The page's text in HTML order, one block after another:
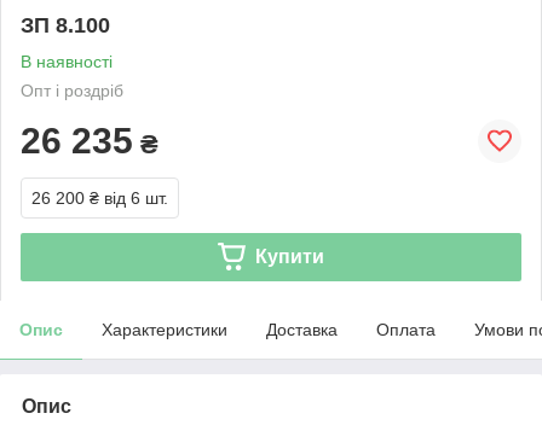
ЗП 8.100
В наявності
Опт і роздріб
26 235 ₴
26 200 ₴ від 6 шт.
Купити
Опис Характеристики Доставка Оплата Умови
Опис